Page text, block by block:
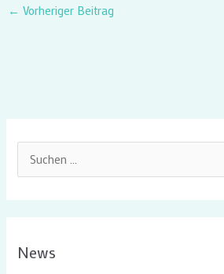
← Vorheriger Beitrag
e
News